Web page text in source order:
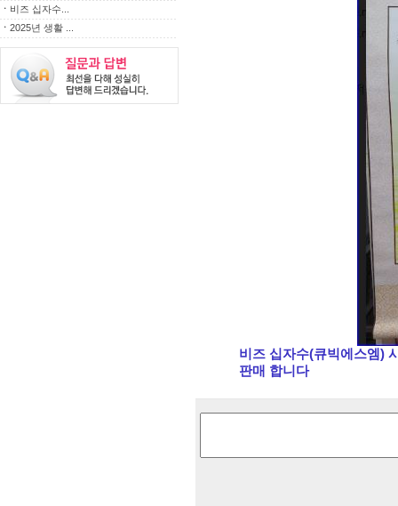
ㆍ 비즈 십자수...
ㆍ 2025년 생활 ...
비즈 십자수(큐빅에스엠)
판매 합니다